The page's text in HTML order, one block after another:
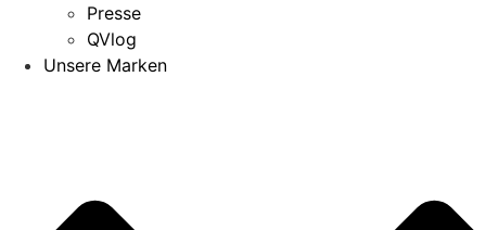
Presse
QVlog
Unsere Marken